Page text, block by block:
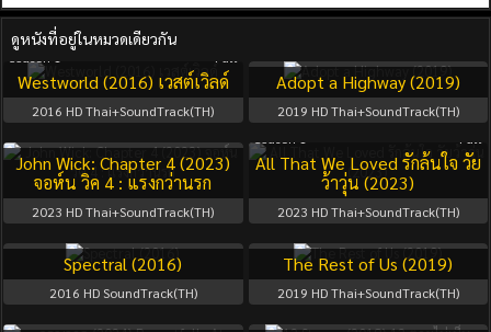
ดูหนังที่อยู่ในหมวดเดียวกัน
Westworld (2016) เวสต์เวิลด์
2016 HD Thai+SoundTrack(TH)
Adopt a Highway (2019)
2019 HD Thai+SoundTrack(TH)
John Wick: Chapter 4 (2023)
จอห์น วิค 4 : แรงกว่านรก
2023 HD Thai+SoundTrack(TH)
All That We Loved รักล้นใจ วัย
ว้าวุ่น (2023)
2023 HD Thai+SoundTrack(TH)
Spectral (2016)
2016 HD SoundTrack(TH)
The Rest of Us (2019)
2019 HD Thai+SoundTrack(TH)